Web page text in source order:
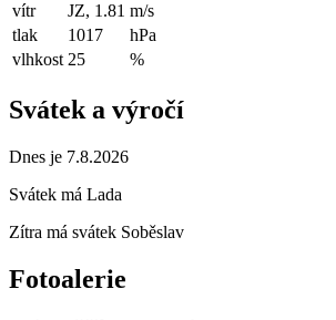
vítr
JZ, 1.81 m/s
tlak
1017
hPa
vlhkost 25 %
Svátek a výročí
Dnes je 7.8.2026
Svátek má Lada
Zítra má svátek Soběslav
Fotoalerie